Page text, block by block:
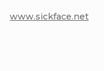
www.sickface.net